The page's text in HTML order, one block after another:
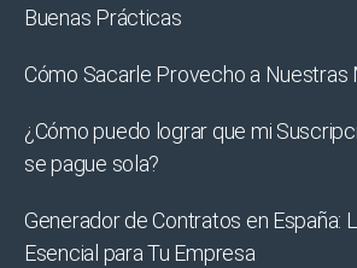
Buenas Prácticas
Cómo Sacarle Provecho a Nuestras
¿Cómo puedo lograr que mi
se pague sola?
Generador de Contratos en España:
Esencial para Tu Empresa